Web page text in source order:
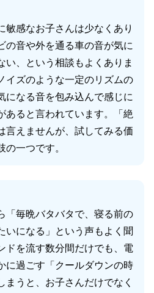
敏感なお子さんは少なくあり
の音や外を通る車の音が気に
い、という相談もよくありま
イズのような一定のリズムの
になる音を包み込んで感じに
あると言われています。「絶
言えませんが、試してみる価
の一つです。
「毎晩バタバタで、寝る前の
いになる」という声もよく聞
ドを流す数分間だけでも、電
に過ごす「クールダウンの時
まうと、お子さんだけでなく